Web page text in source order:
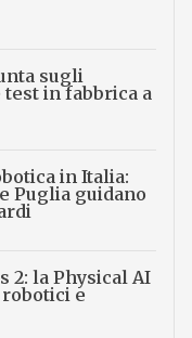
sugli
in fabbrica a
in Italia:
Puglia guidano
2: la Physical AI
e